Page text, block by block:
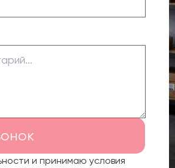
и принимаю условия